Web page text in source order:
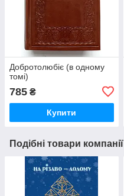
Добротолюбіє (в одному
томі)
785 ₴
Купити
Подібні товари компанії